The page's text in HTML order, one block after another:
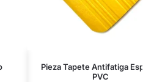
Pieza Tapete Antifatiga
PVC